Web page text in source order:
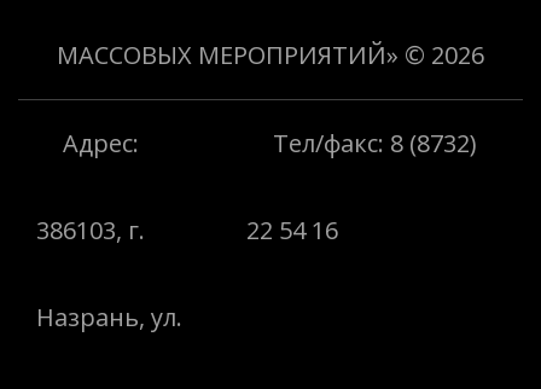
МАССОВЫХ МЕРОПРИЯТИЙ» © 2026
Адрес:
386103, г.
Назрань, ул.
Тел/факс: 8 (8732)
22 54 16